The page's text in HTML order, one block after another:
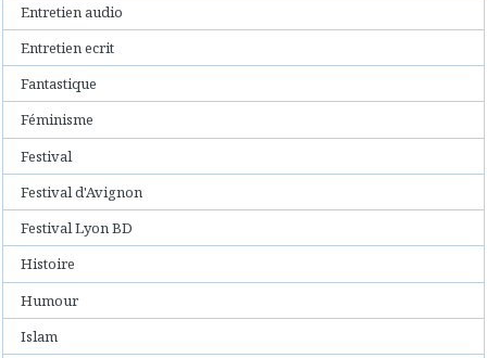
Entretien audio
Entretien ecrit
Fantastique
Féminisme
Festival
Festival d'Avignon
Festival Lyon BD
Histoire
Humour
Islam